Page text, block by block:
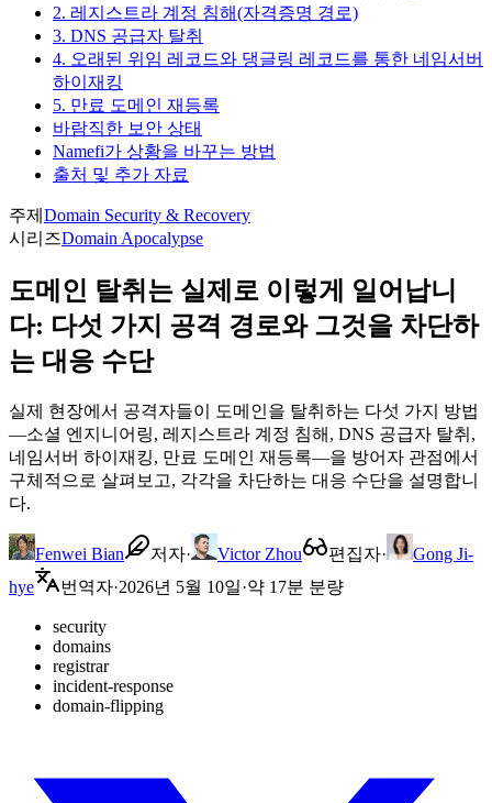
2. 레지스트라 계정 침해(자격증명 경로)
3. DNS 공급자 탈취
4. 오래된 위임 레코드와 댕글링 레코드를 통한 네임서버
하이재킹
5. 만료 도메인 재등록
바람직한 보안 상태
Namefi가 상황을 바꾸는 방법
출처 및 추가 자료
주제 Domain Security & Recovery
시리즈Domain Apocalypse
도메인 탈취는 실제로 이렇게 일어납니
다: 다섯 가지 공격 경로와 그것을 차단하
는 대응 수단
실제 현장에서 공격자들이 도메인을 탈취하는 다섯 가지 방법
—소셜 엔지니어링, 레지스트라 계정 침해, DNS 공급자 탈취,
네임서버 하이재킹, 만료 도메인 재등록—을 방어자 관점에서
구체적으로 살펴보고, 각각을 차단하는 대응 수단을 설명합니
다.
Fenwei Bian 저자· Victor Zhou 편집자·
Gong Ji-
hye
번역자·2026년 5월 10일·약 17분 분량
security
domains
registrar
incident-response
domain-flipping